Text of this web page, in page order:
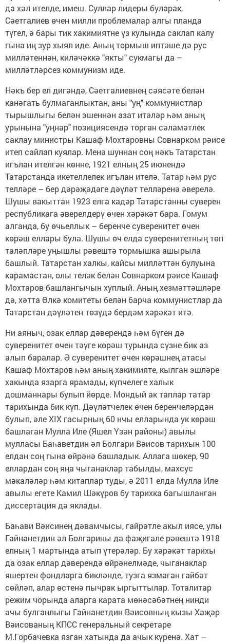
да хәл ителде, имеш. Суллар лидеры буларак,
Сәетгалиев өчен милли проблемалар алгы планда
түгел, ә бары тик хакимиятне үз кулында саклап калу
гына иң зур хыял иде. Аның тормыш иптәше дә рус
милләтеннән, киләчәккә "якты" сукмагы да –
милләтләрсез коммунизм иде.
Нәкъ бер ел дигәндә, Сәетгалиевнең сәясәте белән
канәгать булмаганлыктан, аны "уң" коммунистлар
тырышлыгы белән эшеннән азат итәләр һәм аның
урынына "уңнар" позициясендә торган сәламәтлек
саклау министры Кашаф Мохтаровны Совнарком рәисе
итеп сайлап куялар. Менә шуннан соң нәкъ Татарстан
игълан ителгән көнне, 1921 елның 25 июнендә
Татарстанда икетеллелек игълан ителә. Татар һәм рус
телләре – бер дәрәҗәдәге дәүләт телләренә әверелә.
Шушы вакыттан 1923 елга кадәр Татарстанны суверен
республикага әверелдерү өчен хәрәкәт бара. Гомум
алганда, бу өчьеллык – беренче суверенитет өчен
көрәш еллары була. Шушы өч елда суверенитетның төп
таләпләре уңышлы рәвештә тормышка ашырыла
башлый. Татарстан халкы, кайсы милләттән булуына
карамастан, олы теләк белән Совнарком рәисе Кашаф
Мохтаров башлангычын хуплый. Аның хезмәттәшләре
дә, хәтта Өлкә комитеты белән барча коммунистлар да
Татарстан дәүләтен төзүдә бердәм хәрәкәт итә.
Ни аяныч, озак еллар дәверендә һәм бүген дә
суверенитет өчен тәүге көрәш турында сүзне бик аз
алып баралар. Ә суверенитет өчен көрәшнең атасы
Кашаф Мохтаров һәм аның хакимияте, кылган эшләре
хакында язарга ярамады, күпчелеге халык
дошманнары булып йөрде. Мондый ак таплар татар
тарихында бик күп. Дәүләтчелек өчен беренчеләрдән
булып, әле ХIХ гасырның 60 нчы елларында ук көрәш
башлаган Мулла Иле (Яшел Үзән районы) авылы
мулласы Баһаветдин әл Болгари Вәисов тарихын 100
елдан соң гына өйрәнә башладык. Аллага шөкер, 90
еллардан соң яңа чыганаклар табылды, махсус
мәкаләләр һәм китаплар туды, ә 2011 елда Мулла Иле
авылы егете Камил Шәкүров бу тарихка багышланган
диссертация дә яклады.
Баһави Вәисинең дәвамчысы, гайрәтле акыл иясе, улы
Гайнанетдин әл Болгарины да фаҗигале рәвештә 1918
елның 1 мартында атып үтерәләр. Бу хәрәкәт тарихы
да озак еллар дәверендә өйрәнелмәде, чыганак­лар
яшертен фондларга бикләнде, тузга язмаган гайбәт
сөйләп, алар өстенә пычрак ыргыттылар. Тоталитар
режим чорында аларга карата мөнәсәбәтнең нинди
ачы булганлыгы Гайнанетдин Вәисовның кызы Хаҗәр
Вәисованың КПСС генеральный секретаре
М.Горбачевка язган хатында да ачык күренә. Хат –